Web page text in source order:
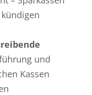
und
Kassen